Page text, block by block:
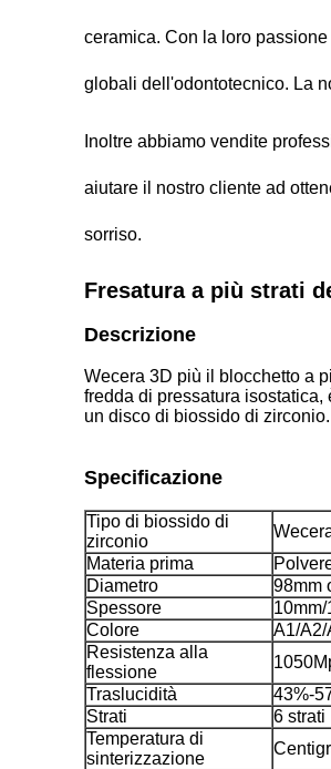
ceramica. Con la loro
globali dell'odontotecnico. La
Inoltre abbiamo vendite
aiutare il nostro cliente ad
sorriso.
Fresatura a più strati
Descrizione
Wecera 3D più il blocchetto a
fredda di pressatura isostatica,
un disco di biossido di zirconio.
Specificazione
Tipo di biossido di
zirconio
Materia prima
Diametro
98mm
Spessore
Colore
A1/A2/
Resistenza alla
flessione
Traslucidità
43%-
Strati
6 strati
Temperatura di
sinterizzazione